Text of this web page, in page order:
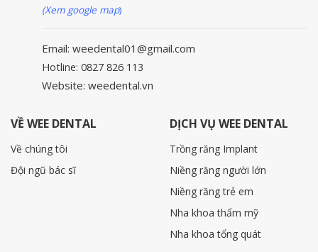
(Xem google map)
Email: weedental01@gmail.com
Hotline: 0827 826 113
Website: weedental.vn
VỀ WEE DENTAL
Về chúng tôi
Đội ngũ bác sĩ
DỊCH VỤ WEE DENTAL
Trồng răng Implant
Niềng răng người lớn
Niềng răng trẻ em
Nha khoa thẩm mỹ
Nha khoa tổng quát